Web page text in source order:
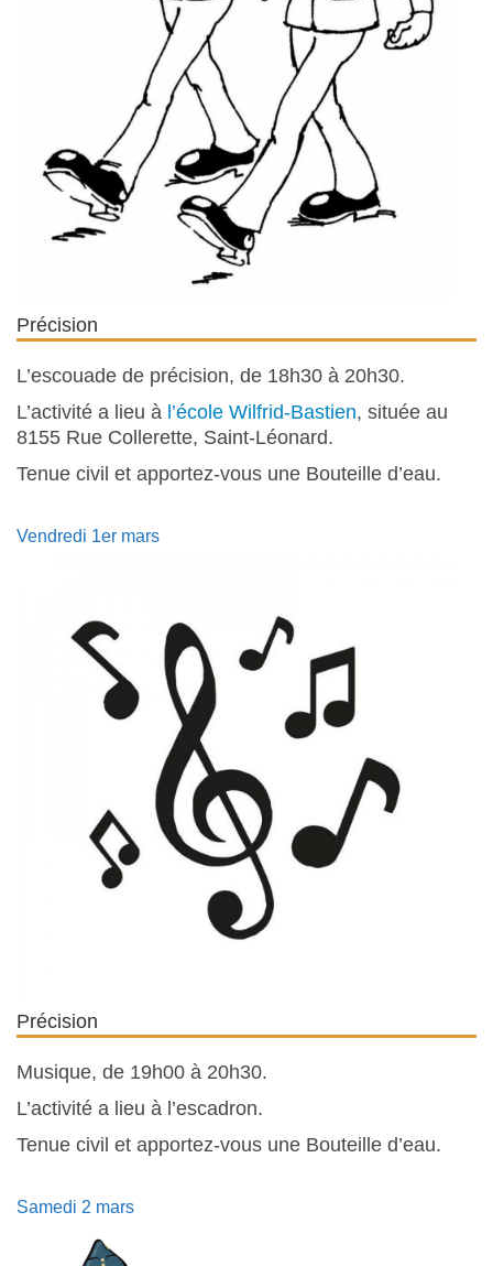
Précision
L’escouade de précision, de 18h30 à 20h30.
L’activité a lieu à l’école Wilfrid-Bastien, située au
8155 Rue Collerette, Saint-Léonard.
Tenue civil et apportez-vous une Bouteille d’eau.
Vendredi 1er mars
Précision
Musique, de 19h00 à 20h30.
L’activité a lieu à l’escadron.
Tenue civil et apportez-vous une Bouteille d’eau.
Samedi 2 mars